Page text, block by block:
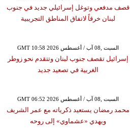
قصف مدفعي وتوغل إسرائيلي جديد في جنوب
لبنان خرقاً لاتفاق المناطق التجريبية
GMT 10:58 2026 السبت ,08 آب / أغسطس
إسرائيل تقصف جنوب لبنان وتتقدم نحو زوطر
الغربية في تصعيد جديد
GMT 06:52 2026 السبت ,08 آب / أغسطس
محمد رمضان يستعيد ذكرياته مع عمر الشريف
ويهدي «عشماوي» إلى روحه